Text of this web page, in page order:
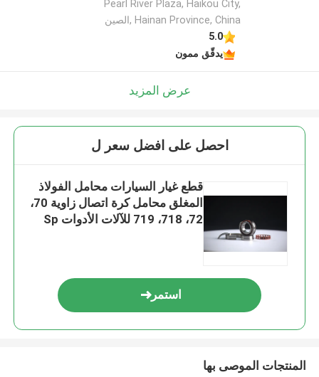
Pearl River Plaza, Haikou City,
Hainan Province, China ,الصين
5.0
يدقّق ممون
عرض المزيد
احصل على افضل سعر ل
قطع غيار السيارات محامل الفولاذ
المغلق محامل كرة اتصال زاوية 70،
72، 718، 719 للآلات الأدوات Sp
استمر
المنتجات الموصى بها